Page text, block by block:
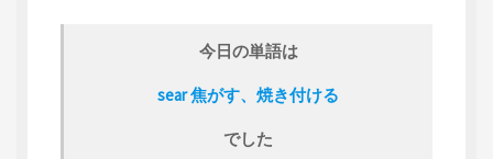
今日の単語は
sear 焦がす、焼き付ける
でした